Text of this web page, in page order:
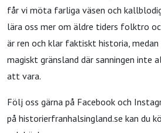
får vi möta farliga väsen och
lära oss mer om äldre tiders folktro
är ren och klar faktiskt historia,
magiskt gränsland där sanningen inte
att vara.
Följ oss gärna på Facebook och
på historierfranhalsingland.se kan du